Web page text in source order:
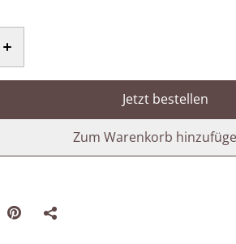
Jetzt bestellen
Zum Warenkorb